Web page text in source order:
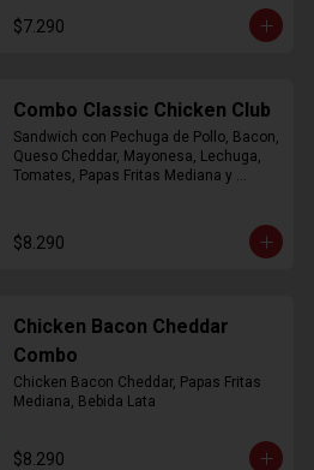
$7.290
Combo Classic Chicken Club
Sandwich con Pechuga de Pollo, Bacon,
Queso Cheddar, Mayonesa, Lechuga,
Tomates, Papas Fritas Mediana y
$8.290
Chicken Bacon Cheddar
Combo
Chicken Bacon Cheddar, Papas Fritas
Mediana, Bebida Lata
$8.290